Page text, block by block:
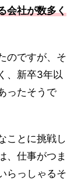
会社が数多く
のですが、そ
、新卒3年以
ったそうで
ことに挑戦し
、仕事がつま
らっしゃるそ